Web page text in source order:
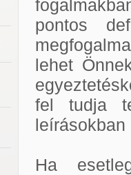
pontos
lehet
fel tudja
Ha